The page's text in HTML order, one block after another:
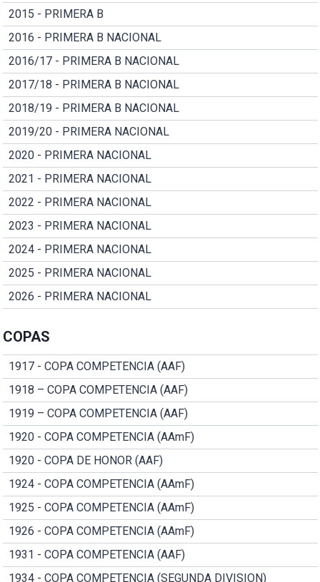
2015 - PRIMERA B
2016 - PRIMERA B NACIONAL
2016/17 - PRIMERA B NACIONAL
2017/18 - PRIMERA B NACIONAL
2018/19 - PRIMERA B NACIONAL
2019/20 - PRIMERA NACIONAL
2020 - PRIMERA NACIONAL
2021 - PRIMERA NACIONAL
2022 - PRIMERA NACIONAL
2023 - PRIMERA NACIONAL
2024 - PRIMERA NACIONAL
2025 - PRIMERA NACIONAL
2026 - PRIMERA NACIONAL
COPAS
1917 - COPA COMPETENCIA (AAF)
1918 – COPA COMPETENCIA (AAF)
1919 – COPA COMPETENCIA (AAF)
1920 - COPA COMPETENCIA (AAmF)
1920 - COPA DE HONOR (AAF)
1924 - COPA COMPETENCIA (AAmF)
1925 - COPA COMPETENCIA (AAmF)
1926 - COPA COMPETENCIA (AAmF)
1931 - COPA COMPETENCIA (AAF)
1934 - COPA COMPETENCIA (SEGUNDA DIVISION)